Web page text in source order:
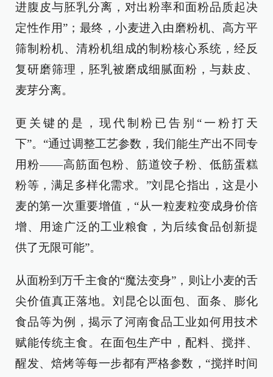
进腹皮与胚乳分离，对出粉率和面粉品质起决
定性作用”；最终，小麦进入由磨粉机、高方平
筛制粉机、清粉机组成的制粉核心系统，经反
复研磨筛理，胚乳被磨成细腻面粉，与麸皮、
麦芽分离。
更关键的是，现代制粉已告别“一粉打天
下”。“通过调整工艺参数，我们能生产出不同专
用粉——高筋面包粉、筋道饺子粉、低筋蛋糕
粉等，满足多样化需求。”刘昆仑指出，这是小
麦的第一次重要增值，“从一粒麦粒变成身价倍
增、用途广泛的工业粮食，为后续食品创新提
供了无限可能”。
从面粉到万千主食的“魔法变身”，则让小麦的舌
尖价值真正落地。刘昆仑以面包、面条、膨化
食品等为例，揭示了河南食品工业如何用技术
赋能传统主食。在面包生产中，配料、搅拌、
醒发、焙烤等每一步都有严格参数，“搅拌时间